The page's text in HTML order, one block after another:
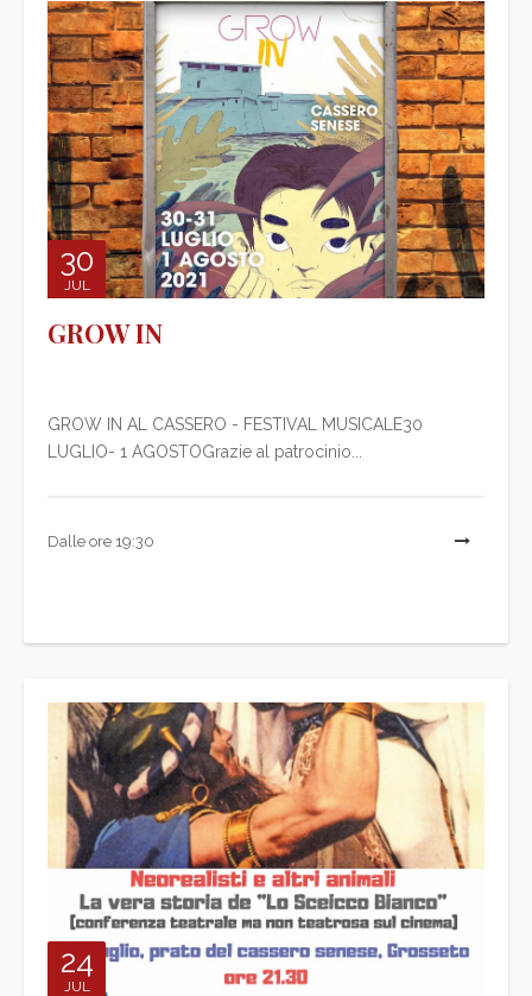
30
JUL
GROW IN
GROW IN AL CASSERO - FESTIVAL MUSICALE30
LUGLIO- 1 AGOSTOGrazie al patrocinio...
Dalle ore 19:30
24
JUL